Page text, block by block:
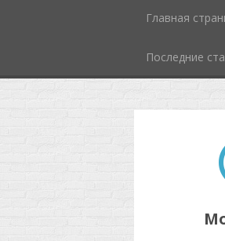
Главная
Последние